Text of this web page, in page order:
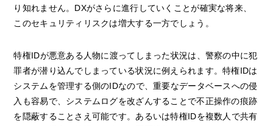
り知れません。DXがさらに進行していくことが確実な将来、
このセキュリティリスクは増大する一方でしょう。
特権IDが悪意ある人物に渡ってしまった状況は、警察の中に犯
罪者が潜り込んでしまっている状況に例えられます。特権IDは
システムを管理する側のIDなので、重要なデータベースへの侵
入も容易で、システムログを改ざんすることで不正操作の痕跡
を隠蔽することさえ可能です。あるいは特権IDを複数人で共有